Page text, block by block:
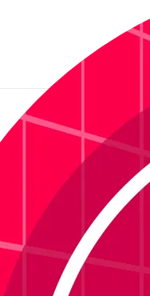
Just Cavalli VJC048